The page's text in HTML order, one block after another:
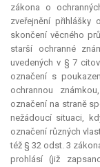
zákona o
zveřejnění přihlášky
skončení věcného
starší ochranné
uvedených v § 7
označení s
ochrannou
označení na straně
nežádoucí situaci,
označení různých
též § 32 odst. 3
prohlásí (již